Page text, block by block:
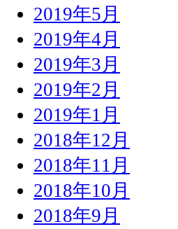
2019年5月
2019年4月
2019年3月
2019年2月
2019年1月
2018年12月
2018年11月
2018年10月
2018年9月